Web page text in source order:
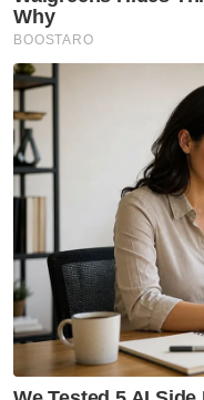
itu, maka
terhadap
jagaan Jabatan
katanya.
Bagaimanapun,
diwakili
agar anak
jamin kerana dia
seorang anak.
“Dia bekerja
isterinya
kini